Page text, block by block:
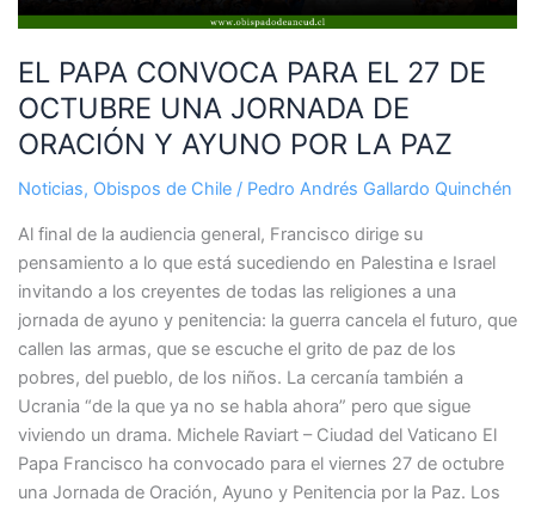
EL PAPA CONVOCA PARA EL 27 DE
OCTUBRE UNA JORNADA DE
ORACIÓN Y AYUNO POR LA PAZ
Noticias, Obispos de Chile/ Pedro Andrés Gallardo Quinchén
Al final de la audiencia general, Francisco dirige su
pensamiento a lo que está sucediendo en Palestina e Israel
invitando a los creyentes de todas las religiones a una
jornada de ayuno y penitencia: la guerra cancela el futuro, que
callen las armas, que se escuche el grito de paz de los
pobres, del pueblo, de los niños. La cercanía también a
Ucrania “de la que ya no se habla ahora” pero que sigue
viviendo un drama. Michele Raviart – Ciudad del Vaticano El
Papa Francisco ha convocado para el viernes 27 de octubre
una Jornada de Oración, Ayuno y Penitencia por la Paz. Los
JORNADA
ORACIÓN
Y
AYUNO
POR
LA